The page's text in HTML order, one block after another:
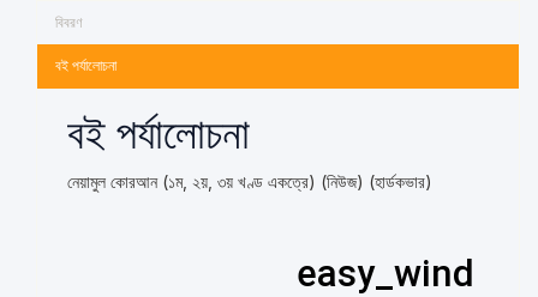
বিবরণ
বই পর্যালোচনা
বই পর্যালোচনা
নেয়ামুল কোরআন (১ম, ২য়, ৩য় খণ্ড একত্রে) (নিউজ) (হার্ডকভার)
easy_wind